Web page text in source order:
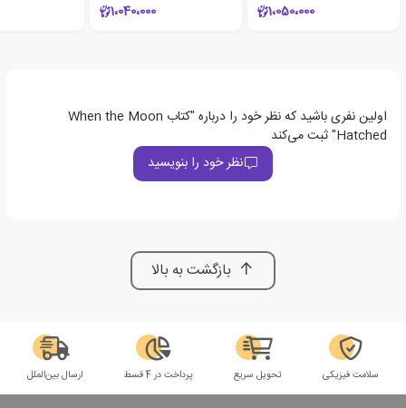
1،050،000 1،040،000
اولین نفری باشید که نظر خود را درباره "کتاب When the Moon
Hatched" ثبت می‌کند
نظر خود را بنویسید
بازگشت به بالا
سلامت فیزیکی تحویل سریع پرداخت در 4 قسط ارسال بین‌الملل